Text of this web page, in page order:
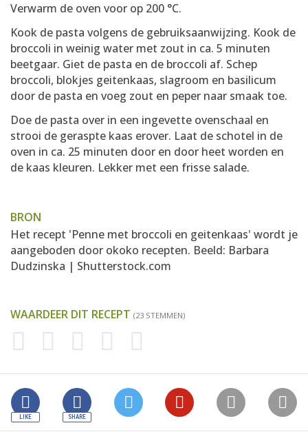
Verwarm de oven voor op 200 °C.
Kook de pasta volgens de gebruiksaanwijzing. Kook de
broccoli in weinig water met zout in ca. 5 minuten
beetgaar. Giet de pasta en de broccoli af. Schep
broccoli, blokjes geitenkaas, slagroom en basilicum
door de pasta en voeg zout en peper naar smaak toe.
Doe de pasta over in een ingevette ovenschaal en
strooi de geraspte kaas erover. Laat de schotel in de
oven in ca. 25 minuten door en door heet worden en
de kaas kleuren. Lekker met een frisse salade.
BRON
Het recept 'Penne met broccoli en geitenkaas' wordt je
aangeboden door okoko recepten. Beeld: Barbara
Dudzinska | Shutterstock.com
WAARDEER DIT RECEPT (23 STEMMEN)